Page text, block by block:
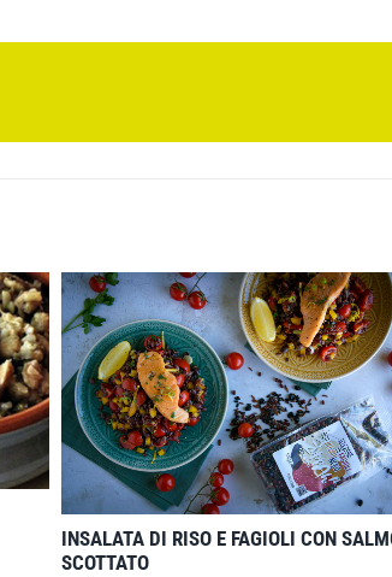
INSALATA DI RISO E FAGIOLI CON
SCOTTATO